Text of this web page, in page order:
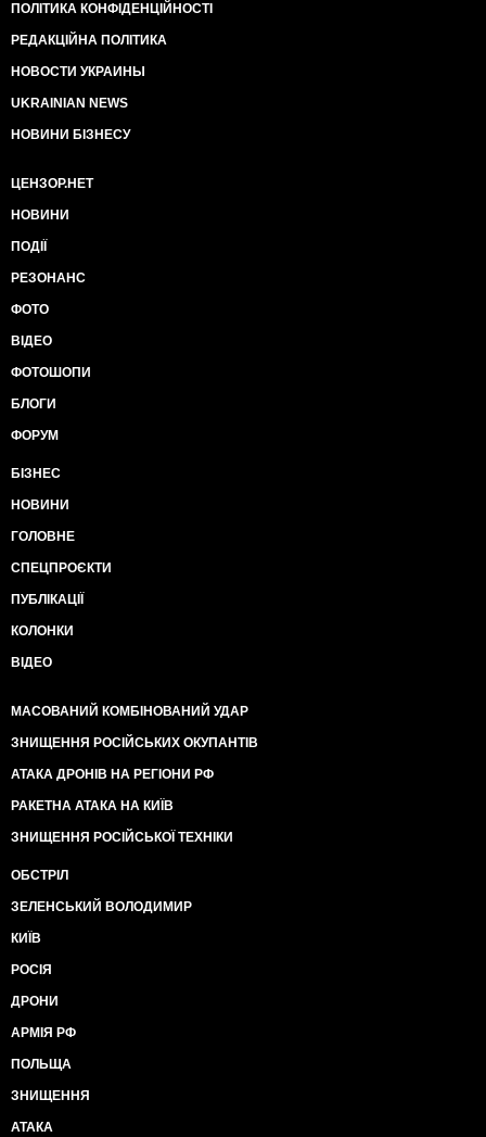
ПОЛІТИКА КОНФІДЕНЦІЙНОСТІ
РЕДАКЦІЙНА ПОЛІТИКА
НОВОСТИ УКРАИНЫ
UKRAINIAN NEWS
НОВИНИ БІЗНЕСУ
ЦЕНЗОР.НЕТ
НОВИНИ
ПОДІЇ
РЕЗОНАНС
ФОТО
ВІДЕО
ФОТОШОПИ
БЛОГИ
ФОРУМ
БІЗНЕС
НОВИНИ
ГОЛОВНЕ
СПЕЦПРОЄКТИ
ПУБЛІКАЦІЇ
КОЛОНКИ
ВІДЕО
МАСОВАНИЙ КОМБІНОВАНИЙ УДАР
ЗНИЩЕННЯ РОСІЙСЬКИХ ОКУПАНТІВ
АТАКА ДРОНІВ НА РЕГІОНИ РФ
РАКЕТНА АТАКА НА КИЇВ
ЗНИЩЕННЯ РОСІЙСЬКОЇ ТЕХНІКИ
ОБСТРІЛ
ЗЕЛЕНСЬКИЙ ВОЛОДИМИР
КИЇВ
РОСІЯ
ДРОНИ
АРМІЯ РФ
ПОЛЬЩА
ЗНИЩЕННЯ
АТАКА